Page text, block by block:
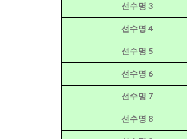
선수명 3
선수명 4
선수명 5
선수명 6
선수명 7
선수명 8